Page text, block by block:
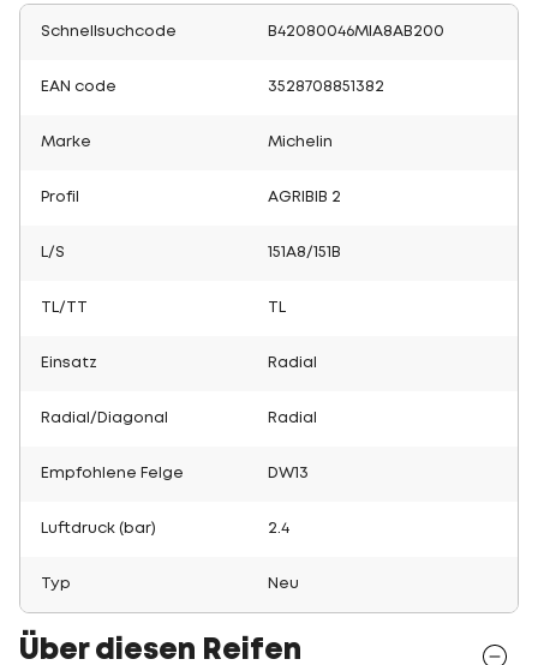
Schnellsuchcode B42080046MIA8AB200
EAN code 3528708851382
Marke Michelin
Profil AGRIBIB 2
L/S 151A8/151B
TL/TT
Einsatz Radial
Radial/Diagonal Radial
Empfohlene Felge DW13
Luftdruck (bar) 2.4
Typ Neu
Über diesen Reifen